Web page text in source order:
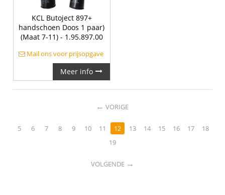
KCL Butoject 897+
handschoen Doos 1 paar)
(Maat 7-11) - 1.95.897.00
Mail ons voor prijsopgave
Meer info
← VORIGE
5 6 7 8 9 10 11 12 13 14 15 16 17
18
19
VOLGENDE →